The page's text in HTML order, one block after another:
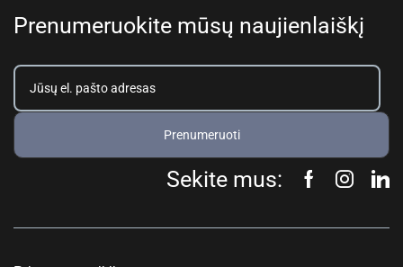
Prenumeruokite mūsų naujienlaiškį
Prenumeruoti
Sekite mus: